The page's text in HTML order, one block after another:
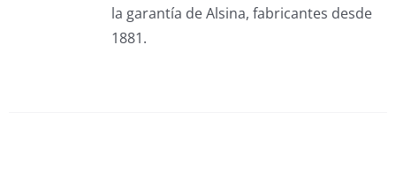
la garantía de Alsina, fabricantes desde
1881.